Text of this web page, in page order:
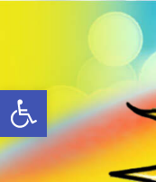
Otwórz pasek narzędzi